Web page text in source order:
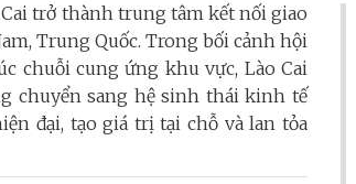
trở thành trung tâm kết nối giao
Trung Quốc. Trong bối cảnh hội
chuỗi cung ứng khu vực, Lào Cai
chuyển sang hệ sinh thái kinh tế
đại, tạo giá trị tại chỗ và lan tỏa